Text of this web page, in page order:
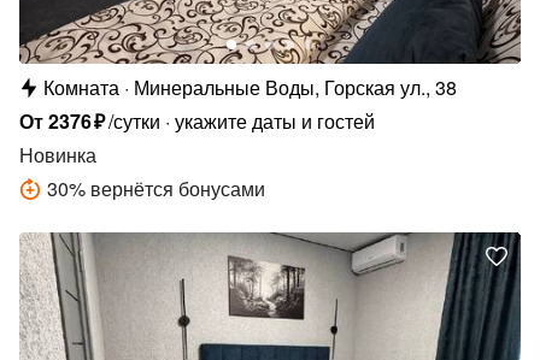
Комната
Минеральные Воды, Горская ул., 38
От2376₽/сутки укажите даты и гостей
Новинка
30% вернётся бонусами